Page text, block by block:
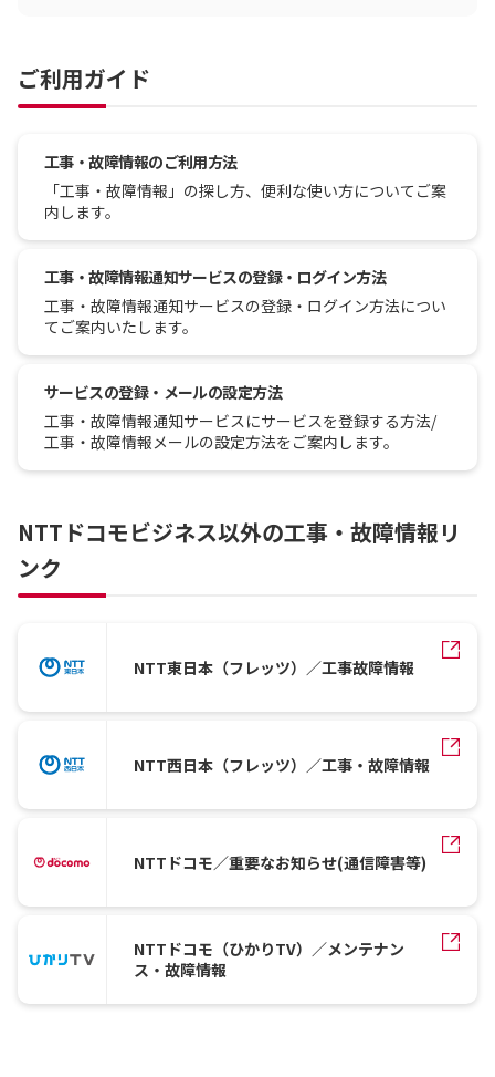
ご利用ガイド
工事・故障情報のご利用方法
「工事・故障情報」の探し方、便利な使い方についてご案
内します。
工事・故障情報通知サービスの登録・ログイン方法
工事・故障情報通知サービスの登録・ログイン方法につい
てご案内いたします。
サービスの登録・メールの設定方法
工事・故障情報通知サービスにサービスを登録する方法/
工事・故障情報メールの設定方法をご案内します。
NTTドコモビジネス以外の工事・故障情報リ
ンク
NTT東日本（フレッツ）／工事故障情報
NTT西日本（フレッツ）／工事・故障情報
NTTドコモ／重要なお知らせ(通信障害等)
NTTドコモ（ひかりTV）／メンテナン
ス・故障情報